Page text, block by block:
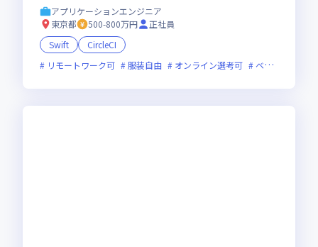
アプリケーションエンジニア
東京都
500-800万円
正社員
Swift
CircleCI
リモートワーク可
服装自由 オンライン選考可 ベンチャー企業